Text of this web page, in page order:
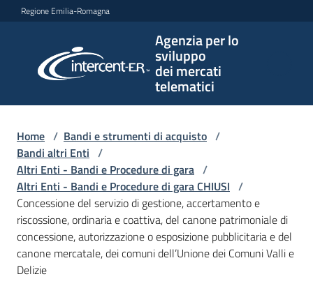
Vai al contenuto
Vai alla navigazione
Vai al footer
Regione Emilia-Romagna
Agenzia per lo
sviluppo
dei mercati
telematici
per lo
sviluppo
telematici
L'Agenzia
Bandi
e
Home / Bandi e strumenti di acquisto /
Bandi altri Enti /
Altri Enti - Bandi e Procedure di gara /
Altri Enti - Bandi e Procedure di gara CHIUSI /
Concessione del servizio di gestione, accertamento e
riscossione, ordinaria e coattiva, del canone patrimoniale di
concessione, autorizzazione o esposizione pubblicitaria e del
canone mercatale, dei comuni dell’Unione dei Comuni Valli e
Delizie